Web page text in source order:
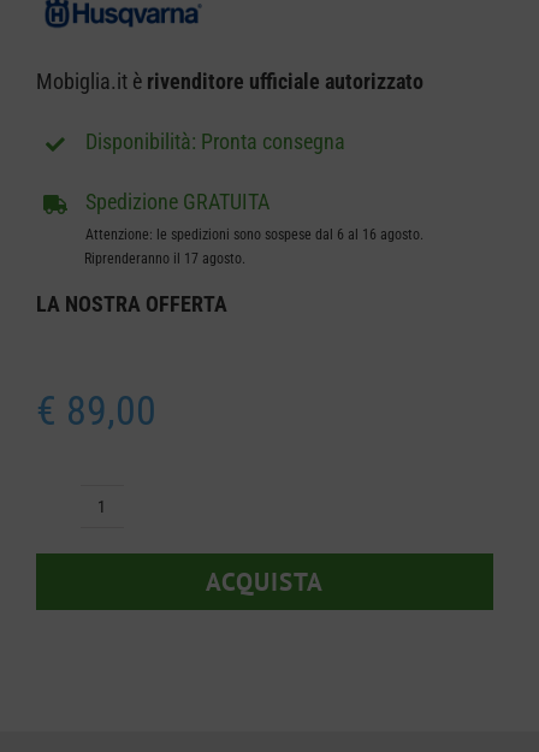
Mobiglia.it è rivenditore ufficiale autorizzato
Pronta consegna
Spedizione GRATUITA
Attenzione: le spedizioni sono sospese dal 6 al 16 agosto.
Riprenderanno il 17 agosto.
LA NOSTRA OFFERTA
€ 89,00
Cablaggio
ACQUISTA